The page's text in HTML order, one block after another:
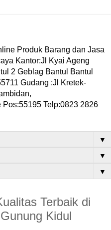
Produk Barang dan Jasa
Kantor:Jl Kyai Ageng
2 Geblag Bantul Bantul
Gudang :Jl Kretek-
Telp:0823 2826
▼
▼
▼
Terbaik di
Kidul